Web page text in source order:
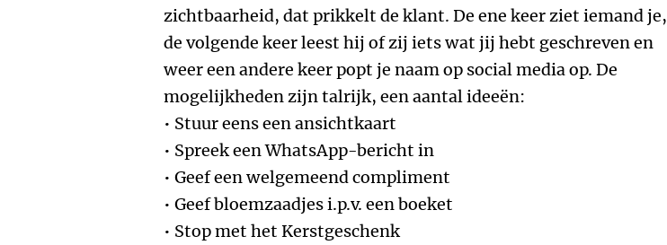
zichtbaarheid, dat prikkelt de klant. De ene keer ziet iemand je,
de volgende keer leest hij of zij iets wat jij hebt geschreven en
weer een andere keer popt je naam op social media op. De
mogelijkheden zijn talrijk, een aantal ideeën:
• Stuur eens een ansichtkaart
• Spreek een WhatsApp-bericht in
• Geef een welgemeend compliment
• Geef bloemzaadjes i.p.v. een boeket
• Stop met het Kerstgeschenk